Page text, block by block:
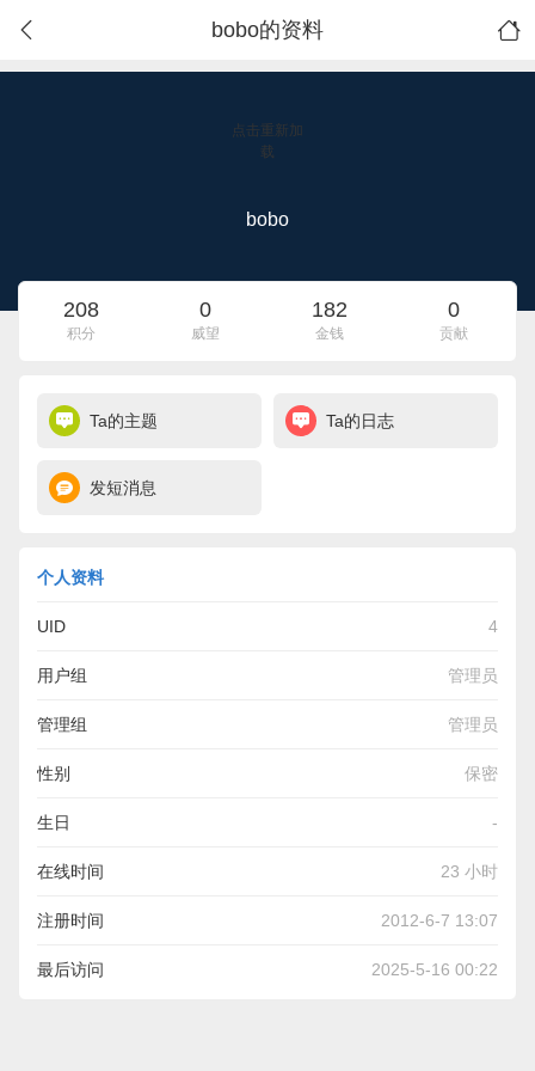
bobo的资料
点击重新加
载
bobo
208
积分
0
威望
182
金钱
0
贡献
Ta的主题 Ta的日志
发短消息
个人资料
UID 4
用户组 管理员
管理组 管理员
性别 保密
生日 -
在线时间 23 小时
注册时间 2012-6-7 13:07
最后访问 2025-5-16 00:22